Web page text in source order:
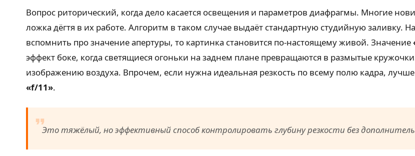
Вопрос риторический, когда дело касается освещения и параметров диафрагмы. Многие
ложка дёгтя в их работе. Алгоритм в таком случае выдаёт стандартную студийную заливку.
вспомнить про значение апертуры, то картинка становится по-настоящему живой. Значение
эффект боке, когда светящиеся огоньки на заднем плане превращаются в размытые
изображению воздуха. Впрочем, если нужна идеальная резкость по всему полю кадра, лучше
«f/11».
Это тяжёлый, но эффективный способ контролировать глубину резкости без